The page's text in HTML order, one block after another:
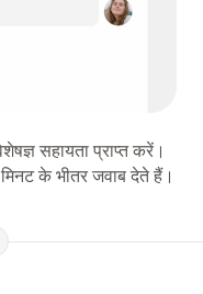
सहायता प्राप्त करें।
के भीतर जवाब देते हैं।